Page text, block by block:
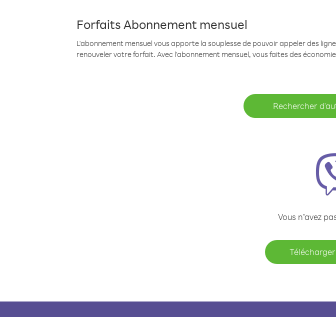
Forfaits Abonnement mensuel
L'abonnement mensuel vous apporte la souplesse de pouvoir appeler des
renouveler votre forfait. Avec l'abonnement mensuel, vous faites des
Rechercher
Vous n’avez